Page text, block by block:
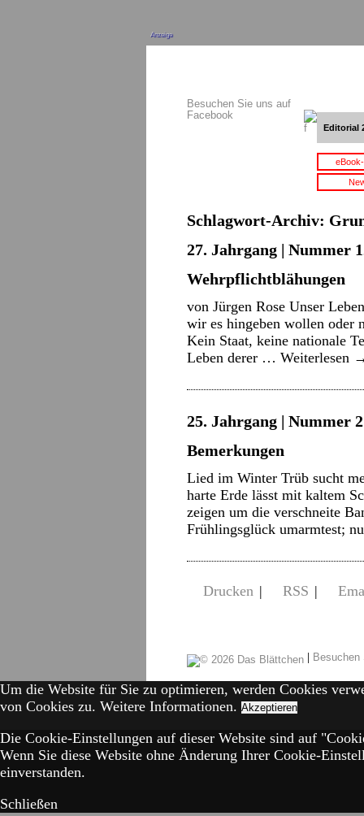
Anzeige
Besuchen Sie uns auf
Facebook
Editorial
Schlagwort-Archiv:
27. Jahrgang | Nummer
Wehrpflichtblähungen
von Jürgen Rose Unser
wir es hingeben wollen oder
Kein Staat, keine nationale
Leben derer … Weiterlesen
25. Jahrgang | Nummer
Bemerkungen
Lied im Winter Trüb sucht
harte Erde lässt mit kaltem
zeigen um die verschneite
Frühlingsglück umarmtest;
Drucken | RSS |
|
Um die Website für Sie zu optimieren, werden Cookies
von Cookies zu. Weitere Informationen. Akzeptieren
Die Cookie-Einstellungen auf dieser Website sind auf
Wenn Sie diese Website ohne Änderung Ihrer Cookie-
einverstanden.
Schließen